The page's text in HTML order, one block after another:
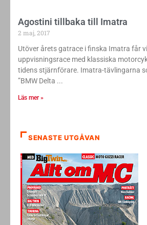
Agostini tillbaka till Imatra
2 maj, 2017
Utöver årets gatrace i finska Imatra får
uppvisningsrace med klassiska
tidens stjärnförare. Imatra-tävlingarna
”BMW Delta
Läs mer »
SENASTE UTGÅVAN